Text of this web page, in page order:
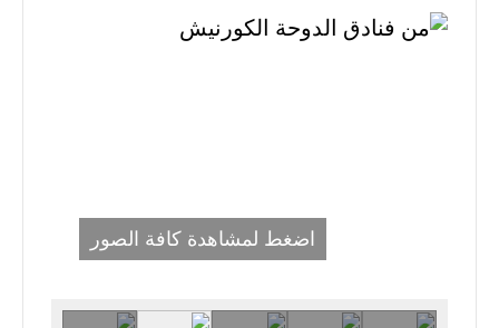
اضغط لمشاهدة كافة الصور